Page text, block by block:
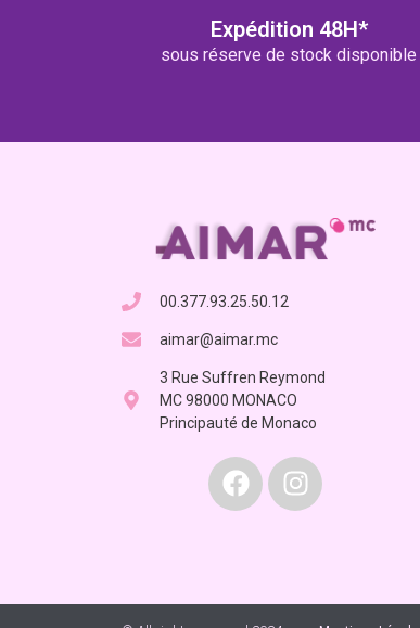
Expédition 48H*
sous réserve de stock disponible
00.377.93.25.50.12
aimar@aimar.mc
3 Rue Suffren Reymond
MC 98000 MONACO
Principauté de Monaco